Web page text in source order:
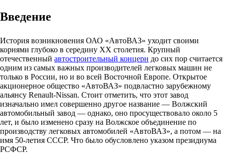
Введение
История возникновения ОАО «АвтоВАЗ» уходит своими
корнями глубоко в середину XX столетия. Крупный
отечественный автостроительный концерн до сих пор считается
одним из самых важных производителей легковых машин не
только в России, но и во всей Восточной Европе. Открытое
акционерное общество «АвтоВАЗ» подвластно зарубежному
альянсу Renault-Nissan. Стоит отметить, что этот завод
изначально имел совершенно другое название — Волжский
автомобильный завод — однако, оно просуществовало около 5
лет, и было изменено сразу на Волжское объединение по
производству легковых автомобилей «АвтоВАЗ», а потом — на
имя 50-летия СССР. Что было обусловлено указом президиума
РСФСР.